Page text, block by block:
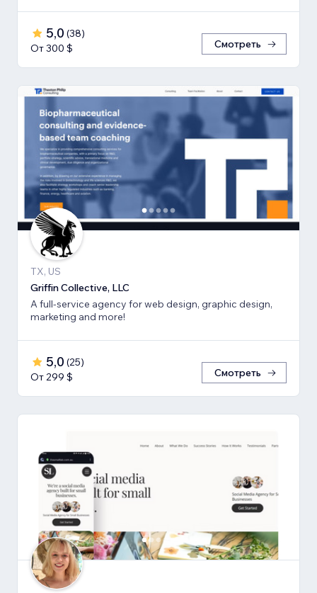
5,0 (38)
От 300 $
Смотреть
TX, US
Griffin Collective, LLC
A full-service agency for web design, graphic design,
marketing and more!
5,0 (25)
От 299 $
Смотреть